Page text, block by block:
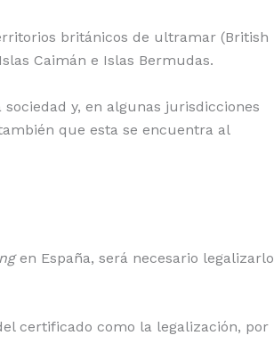
británicos de ultramar (British
Caimán e Islas Bermudas.
y, en algunas jurisdicciones
que esta se encuentra al
en España, será necesario legalizarlo
certificado como la legalización, por